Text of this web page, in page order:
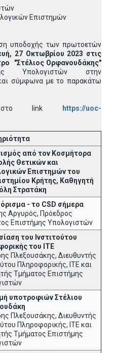
Επιστημών
υποδοχής των πρωτοετών
27 Οκτωβρίου 2023 στις
"Στέλιος Ορφανουδάκης"
Υπολογιστών στην
σύμφωνα με το παρακάτω
στο link
https://uoc-
από τον Κοσμήτορα
Θετικών και
Επιστημών του
Κρήτης, Καθηγητή
Στρατάκη
- το CSD σήμερα
Αργυρός, Πρόεδρος
Επιστήμης Υπολογιστών
του Ινστιτούτου
του ΙΤΕ
Πλεξουσάκης, Διευθυντής
Πληροφορικής, ΙΤΕ και
Τμήματος Επιστήμης
υποτροφιών Στέλιου
Πλεξουσάκης, Διευθυντής
Πληροφορικής, ΙΤΕ και
Τμήματος Επιστήμης